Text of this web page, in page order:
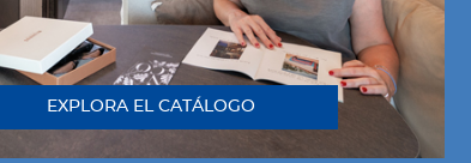
EXPLORA EL CATÁLOGO